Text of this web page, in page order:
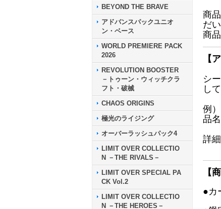
BEYOND THE BRAVE
アドバンスパックユニオ
ン・ベース
WORLD PREMIERE PACK
2026
REVOLUTION BOOSTER
－トゥーン・ウィッチクラ
フト・破械
CHAOS ORIGINS
極光のライジング
オーバーラッシュパック4
LIMIT OVER COLLECTIO
N －THE RIVALS－
LIMIT OVER SPECIAL PA
CK Vol.2
LIMIT OVER COLLECTIO
N －THE HEROES－
商
だ
商
【
シ
し
例
品
詳
【
●カ